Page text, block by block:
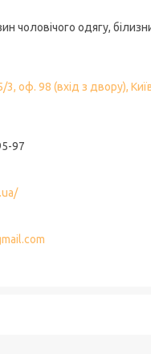
чоловічого одягу,
3, оф. 98 (вхід з двору),
97